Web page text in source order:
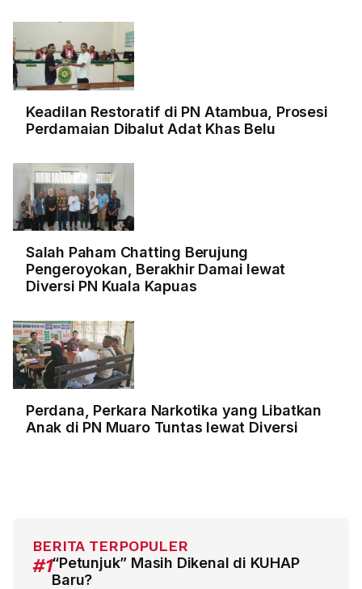
Keadilan Restoratif di PN Atambua, Prosesi
Perdamaian Dibalut Adat Khas Belu
Salah Paham Chatting Berujung
Pengeroyokan, Berakhir Damai lewat
Diversi PN Kuala Kapuas
Perdana, Perkara Narkotika yang Libatkan
Anak di PN Muaro Tuntas lewat Diversi
BERITA TERPOPULER
#1“Petunjuk” Masih Dikenal di KUHAP
Baru?